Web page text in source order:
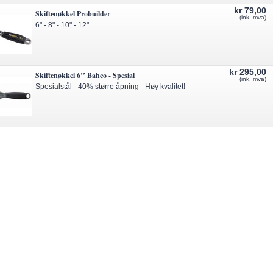
Skiftenøkkel Probuilder
6" - 8" - 10" - 12"
kr 79,00
(ink. mva)
Skiftenøkkel 6’’ Bahco - Spesial
Spesialstål - 40% større åpning - Høy kvalitet!
kr 295,00
(ink. mva)